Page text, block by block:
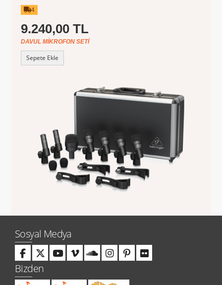
4
9.240,00 TL
DAVUL MIKROFON SETI
Sepete Ekle
Sosyal Medya
Bizden